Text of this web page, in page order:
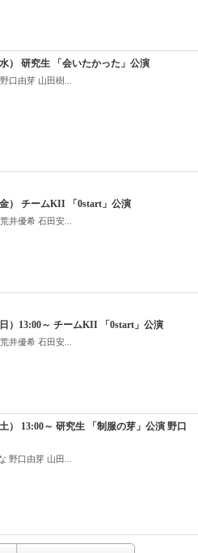
） 研究生 「会いたかった」公演
口由芽 山田樹...
） チームKII 「0start」公演
井優希 石田安...
）13:00～ チームKII 「0start」公演
井優希 石田安...
） 13:00～ 研究生 「制服の芽」公演 野口
野口由芽 山田...